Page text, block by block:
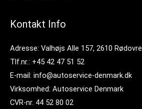
Kontakt Info
Adresse: Valhøjs Alle 157, 2610 Rødovre
Tlf.nr.: +45 42 47 51 52
E-mail: info@autoservice-denmark.dk
Virksomhed: Autoservice Denmark
CVR-nr. 44 52 80 02